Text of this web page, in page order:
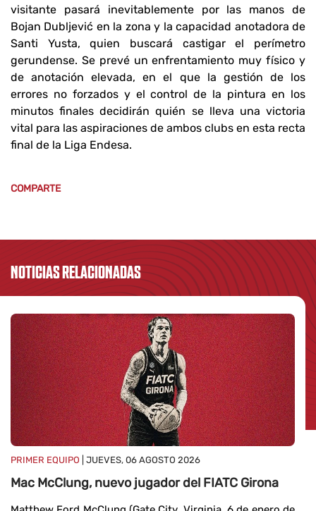
visitante pasará inevitablemente por las manos de
Bojan Dubljević en la zona y la capacidad anotadora de
Santi Yusta, quien buscará castigar el perímetro
gerundense. Se prevé un enfrentamiento muy físico y
de anotación elevada, en el que la gestión de los
errores no forzados y el control de la pintura en los
minutos finales decidirán quién se lleva una victoria
vital para las aspiraciones de ambos clubs en esta recta
final de la Liga Endesa.
COMPARTE
NOTICIAS RELACIONADAS
PRIMER EQUIPO | JUEVES, 06 AGOSTO 2026
Mac McClung, nuevo jugador del FIATC Girona